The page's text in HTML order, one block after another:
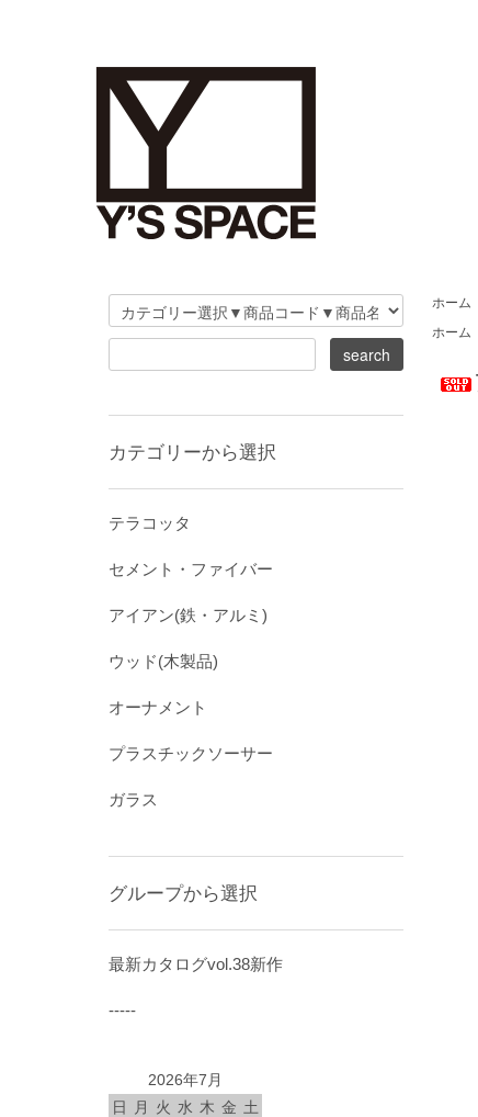
ホーム
ホーム
カテゴリーから選択
テラコッタ
セメント・ファイバー
アイアン(鉄・アルミ)
ウッド(木製品)
オーナメント
プラスチックソーサー
ガラス
グループから選択
最新カタログvol.38新作
-----
2026年7月
日
月 火 水 木 金 土